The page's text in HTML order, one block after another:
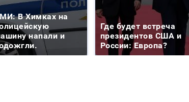
В Химках на
напали и
Где будет встреча
президентов США и
России: Европа?